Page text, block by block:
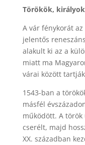
Törökök,
A vár fénykorát
jelentős
alakult ki az a
miatt ma
várai között
1543-ban a
másfél
működött. A
cserélt, majd
XX. században